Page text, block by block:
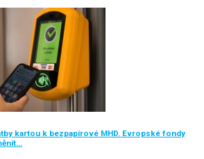
kartou k bezpapírové MHD. Evropské fondy